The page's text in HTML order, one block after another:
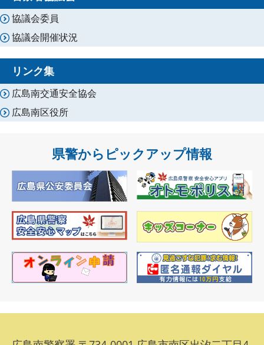
協議会委員
協議会開催状況
リンク集
広島南交通安全協会
広島南区役所
県警からピックアップ情報